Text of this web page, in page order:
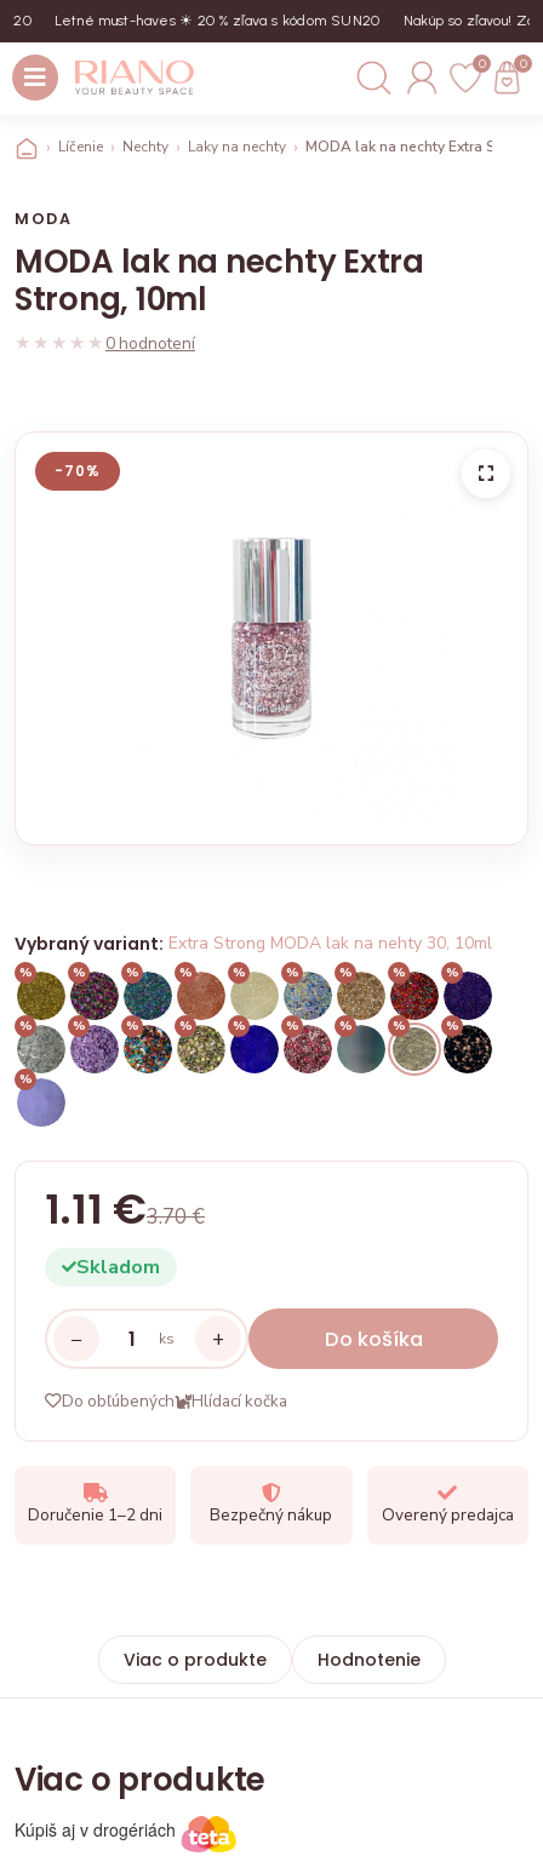
Letné must-haves ☀︎ 20 % zľava s kódom SUN20 Nakúp so zľavou!
0 0
Líčenie Nechty Laky na nechty MODA lak na nechty Extra Strong,
MODA
MODA lak na nechty Extra
Strong, 10ml
★★★★★
★★★★★ 0 hodnotení
-70%
Vybraný variant: Extra Strong MODA lak na nehty 30, 10ml
% % % % % % % % %
% % % % % % % % %
%
1.11 €3.70 €
Skladom
− ks + Do košíka
Do obľúbených Hlídací kočka
Doručenie 1–2 dni Bezpečný nákup Overený predajca
Viac o produkte Hodnotenie
Viac o produkte
Kúpiš aj v drogériách